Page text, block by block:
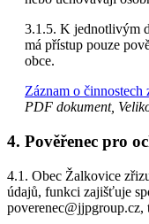
3.1.5. K jednotlivým
má přístup pouze
obce.
Záznam o
PDF dokument,
4. Pověřenec pro
4.1. Obec Žalkovice
údajů, funkci zajišťuje
poverenec@jjpgroup.cz,